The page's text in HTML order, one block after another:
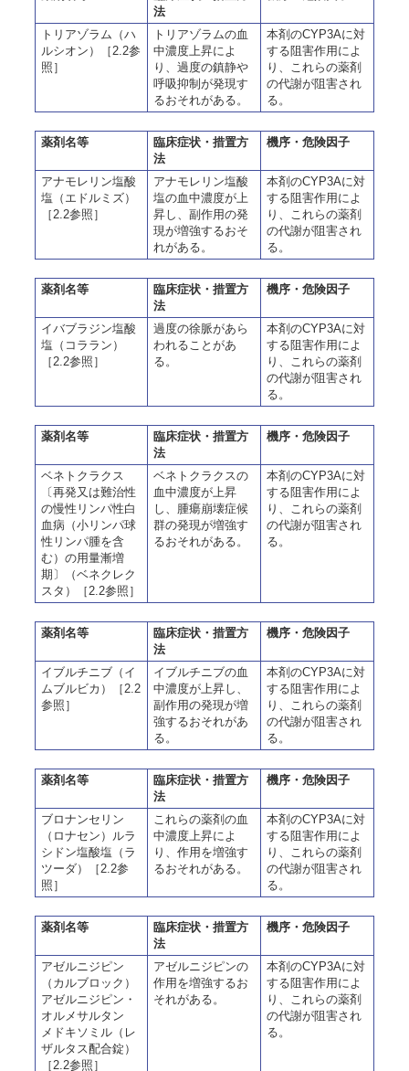
法
トリアゾラム（ハ
ルシオン）［2.2参
照］
トリアゾラムの血
中濃度上昇によ
り、過度の鎮静や
呼吸抑制が発現す
るおそれがある。
本剤のCYP3Aに対
する阻害作用によ
り、これらの薬剤
の代謝が阻害され
る。
薬剤名等
臨床症状・措置方
法
機序・危険因子
アナモレリン塩酸
塩（エドルミズ）
［2.2参照］
アナモレリン塩酸
塩の血中濃度が上
昇し、副作用の発
現が増強するおそ
れがある。
本剤のCYP3Aに対
する阻害作用によ
り、これらの薬剤
の代謝が阻害され
る。
薬剤名等
臨床症状・措置方
法
機序・危険因子
イバブラジン塩酸
塩（コララン）
［2.2参照］
過度の徐脈があら
われることがあ
る。
本剤のCYP3Aに対
する阻害作用によ
り、これらの薬剤
の代謝が阻害され
る。
薬剤名等
臨床症状・措置方
法
機序・危険因子
ベネトクラクス
〔再発又は難治性
の慢性リンパ性白
血病（小リンパ球
性リンパ腫を含
む）の用量漸増
期〕（ベネクレク
スタ）［2.2参照］
ベネトクラクスの
血中濃度が上昇
し、腫瘍崩壊症候
群の発現が増強す
るおそれがある。
本剤のCYP3Aに対
する阻害作用によ
り、これらの薬剤
の代謝が阻害され
る。
薬剤名等
臨床症状・措置方
法
機序・危険因子
イブルチニブ（イ
ムブルビカ）［2.2
参照］
イブルチニブの血
中濃度が上昇し、
副作用の発現が増
強するおそれがあ
る。
本剤のCYP3Aに対
する阻害作用によ
り、これらの薬剤
の代謝が阻害され
る。
薬剤名等
臨床症状・措置方
法
機序・危険因子
ブロナンセリン
（ロナセン）ルラ
シドン塩酸塩（ラ
ツーダ）［2.2参
照］
これらの薬剤の血
中濃度上昇によ
り、作用を増強す
るおそれがある。
本剤のCYP3Aに対
する阻害作用によ
り、これらの薬剤
の代謝が阻害され
る。
薬剤名等
臨床症状・措置方
法
機序・危険因子
アゼルニジピン
（カルブロック）
アゼルニジピン・
オルメサルタン
メドキソミル（レ
ザルタス配合錠）
［2.2参照］
アゼルニジピンの
作用を増強するお
それがある。
本剤のCYP3Aに対
する阻害作用によ
り、これらの薬剤
の代謝が阻害され
る。